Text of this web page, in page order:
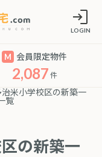
LOGIN
会員限定物件
2,087件
米小学校区の新築一
覧
の新築一